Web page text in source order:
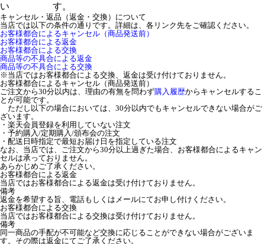
い
す。
キャンセル・返品（返金・交換）について
当店では以下の条件の通りです。詳細は、各リンク先をご確認ください。
お客様都合によるキャンセル（商品発送前）
お客様都合による返金
お客様都合による交換
商品等の不具合による返金
商品等の不具合による交換
※当店ではお客様都合による交換、返金は受け付けておりません。
お客様都合によるキャンセル（商品発送前）
ご注文から30分以内は、理由の有無を問わず購入履歴からキャンセルするこ
とが可能です。
ただし以下の場合においては、30分以内でもキャンセルできない場合がご
ざいます。
・楽天会員登録を利用していない注文
・予約購入/定期購入/頒布会の注文
・配送日時指定で最短お届け日を指定している注文
なお、当店では、ご注文から30分以上過ぎた場合、お客様都合によるキャン
セルは承っておりません。
あらかじめご了承ください。
お客様都合による返金
当店ではお客様都合による返金は受け付けておりません。
備考
返金を希望する旨、電話もしくはメールにてお申し付けください。
お客様都合による交換
当店ではお客様都合による交換は受け付けておりません。
備考
同一商品の手配が不可能など交換に応じることができない場合がございま
す。その際は返金にてご了承ください。